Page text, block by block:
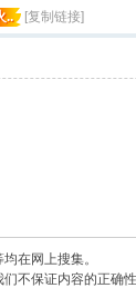
.. [复制链接]
在网上搜集。
不保证内容的正确